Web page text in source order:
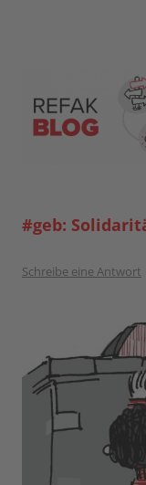
Blog der
#geb:
Schreibe eine Antwort